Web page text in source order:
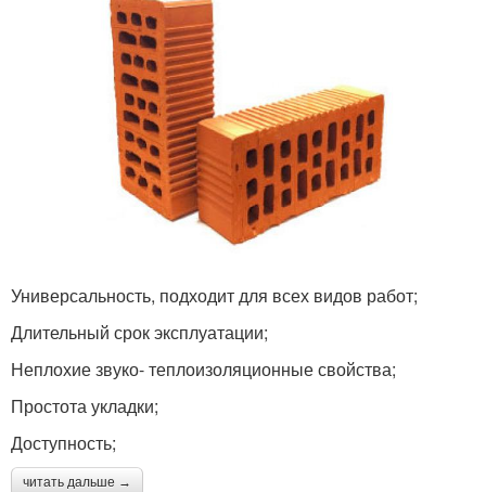
Универсальность, подходит для всех видов работ;
Длительный срок эксплуатации;
Неплохие звуко- теплоизоляционные свойства;
Простота укладки;
Доступность;
читать дальше →